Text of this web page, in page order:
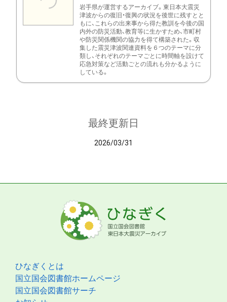
岩手県が運営するアーカイブ。東日本大震災
津波からの復旧・復興の状況を後世に残すとと
もに、これらの出来事から得た教訓を今後の国
内外の防災活動、教育等に生かすため、市町村
や防災関係機関の協力を得て構築された。収
集した震災津波関連資料を６つのテーマに分
類し、それぞれのテーマごとに時間軸を設けて
応急対策など活動ごとの流れも分かるように
している。
最終更新日
2026/03/31
ひなぎくとは
国立国会図書館ホームページ
国立国会図書館サーチ